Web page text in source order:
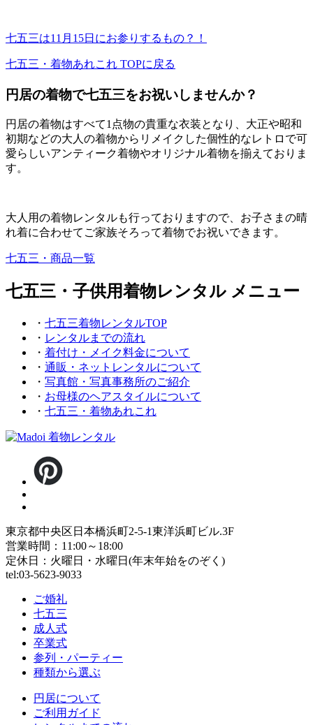
七五三は11月15日にお参りするもの？！
七五三・着物あれこれ TOPに戻る
円居の着物で七五三をお祝いしませんか？
円居の着物はすべて1点物の貴重な衣装となり、大正や昭和
初期などの大人の着物からリメイクした個性的なレトロで可
愛らしいアンティーク着物やオリジナル着物を揃えておりま
す。
大人用の着物レンタルも行っておりますので、お子さまの晴
れ着に合わせてご家族そろって着物でお祝いできます。
七五三・商品一覧
七五三・子供用着物レンタル メニュー
・ 七五三着物レンタルTOP
・ レンタルまでの流れ
・ 着付け・メイク料金について
・ 通販・ネットレンタルについて
・ 写真館・写真事務所のご紹介
・ お母様のヘアスタイルについて
・ 七五三・着物あれこれ
東京都中央区日本橋浜町2-5-1東洋浜町ビル.3F
営業時間：11:00～18:00
定休日：火曜日・水曜日(年末年始をのぞく)
tel:03-5623-9033
ご婚礼
七五三
成人式
卒業式
参列・パーティー
種類から選ぶ
円居について
ご利用ガイド